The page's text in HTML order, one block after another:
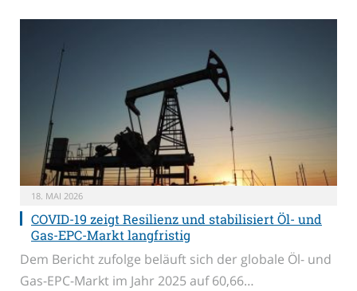
18. MAI 2026
COVID-19 zeigt Resilienz und stabilisiert Öl- und
Gas-EPC-Markt langfristig
Dem Bericht zufolge beläuft sich der globale Öl- und
Gas-EPC-Markt im Jahr 2025 auf 60,66…